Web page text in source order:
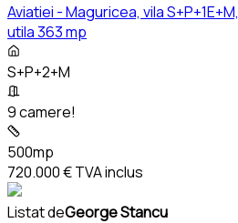
Aviatiei - Maguricea, vila
utila 363 mp
S+P+2+M
9 camere!
500mp
720.000 €TVA inclus
Listat deGeorge Stancu